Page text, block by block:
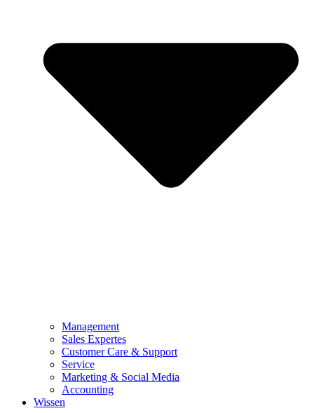
Management
Sales Expertes
Customer Care & Support
Service
Marketing & Social Media
Accounting
Wissen